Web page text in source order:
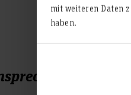
mit weiteren Daten
haben.
Teilen